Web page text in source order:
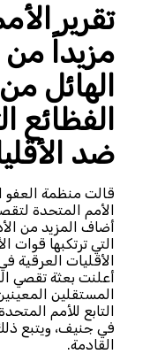
تقرير
مزيداً من
الهائل
الفظائع
ضد
قالت منظمة العفو
الأمم المتحدة
أضاف المزيد من
التي ترتكبها قوات
الأقليات العرقية
أعلنت بعثة تقصي
المستقلين
التابع للأمم
في جنيف، ويتبع
القادمة.